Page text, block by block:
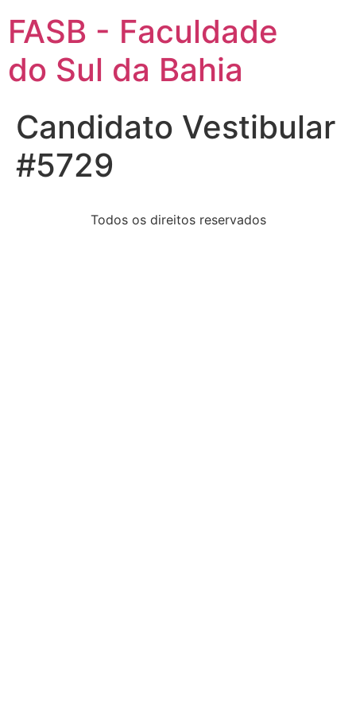
FASB - Faculdade
do Sul da Bahia
Candidato Vestibular
#5729
Todos os direitos reservados